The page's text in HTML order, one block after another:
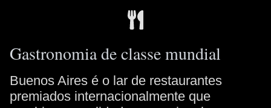
Gastronomia de classe mundial
Buenos Aires é o lar de restaurantes
premiados internacionalmente que